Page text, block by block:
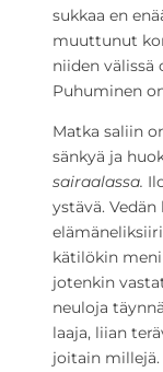
sukkaa en
muuttunut
niiden välissä
Puhuminen
Matka saliin
sänkyä ja
sairaalassa.
ystävä.
kätilökin
jotenkin
neuloja
laaja, liian
joitain